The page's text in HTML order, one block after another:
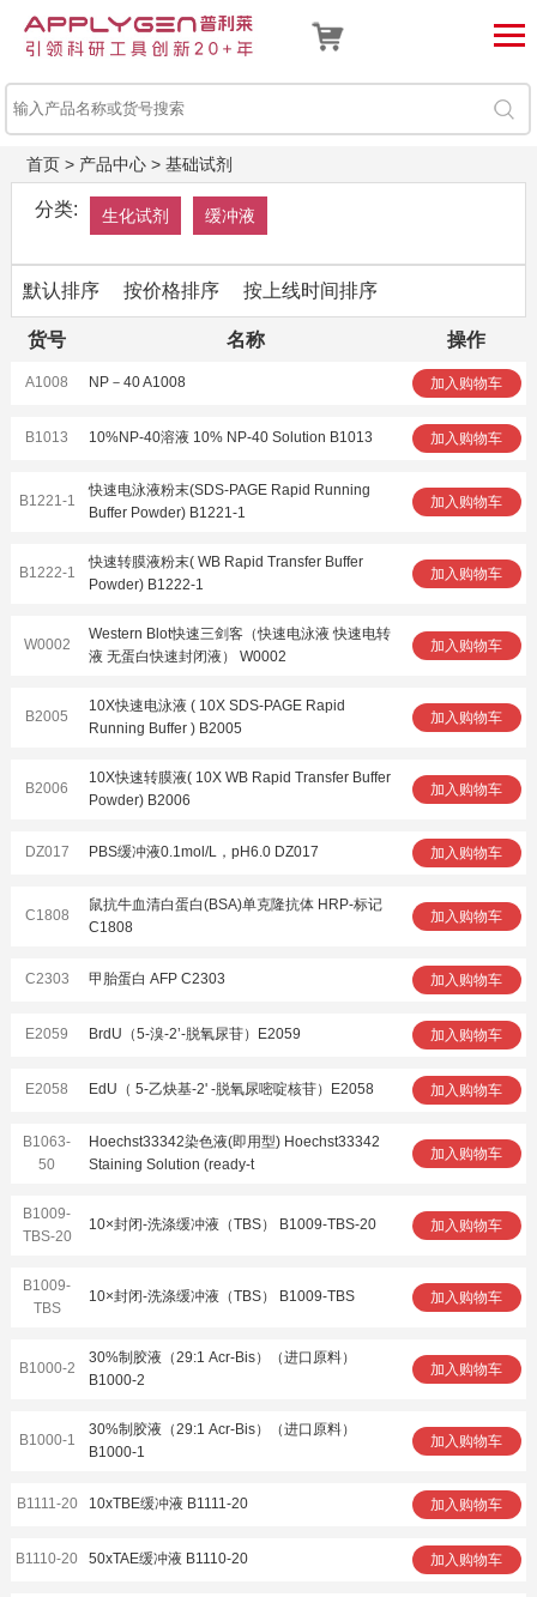
首页> 产品中心> 基础试剂
分类: 生化试剂 缓冲液
默认排序 按价格排序 按上线时间排序
货号 名称 操作
A1008 NP－40 A1008 加入购物车
B1013 10%NP-40溶液 10% NP-40 Solution B1013 加入购物车
B1221-1
快速电泳液粉末(SDS-PAGE Rapid Running
Buffer Powder) B1221-1
加入购物车
B1222-1
快速转膜液粉末( WB Rapid Transfer Buffer
Powder) B1222-1
加入购物车
W0002
Western Blot快速三剑客（快速电泳液 快速电转
液 无蛋白快速封闭液） W0002
加入购物车
B2005
10X快速电泳液 ( 10X SDS-PAGE Rapid
Running Buffer ) B2005
加入购物车
B2006
10X快速转膜液( 10X WB Rapid Transfer Buffer
Powder) B2006
加入购物车
DZ017 PBS缓冲液0.1mol/L，pH6.0 DZ017 加入购物车
C1808
鼠抗牛血清白蛋白(BSA)单克隆抗体 HRP-标记
C1808
加入购物车
C2303 甲胎蛋白 AFP C2303 加入购物车
E2059 BrdU（5-溴-2’-脱氧尿苷）E2059 加入购物车
E2058 EdU（ 5-乙炔基-2' -脱氧尿嘧啶核苷）E2058 加入购物车
B1063-
50
Hoechst33342染色液(即用型) Hoechst33342
Staining Solution (ready-t
加入购物车
B1009-
TBS-20
10×封闭-洗涤缓冲液（TBS） B1009-TBS-20 加入购物车
B1009-
TBS
10×封闭-洗涤缓冲液（TBS） B1009-TBS 加入购物车
B1000-2
30%制胶液（29:1 Acr-Bis）（进口原料）
B1000-2
加入购物车
B1000-1
30%制胶液（29:1 Acr-Bis）（进口原料）
B1000-1
加入购物车
B1111-20 10xTBE缓冲液 B1111-20 加入购物车
B1110-20 50xTAE缓冲液 B1110-20 加入购物车